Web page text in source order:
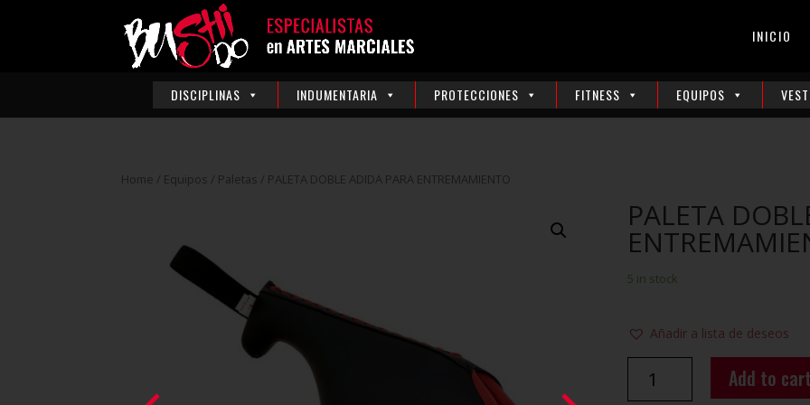
INICIO
DISCIPLINAS INDUMENTARIA PROTECCIONES FITNESS EQUIPOS
Home / Equipos / Paletas / PALETA DOBLE ADIDA PARA ENTREMAMIENTO
PALETA
5 in stock
Añadir a lista de deseos
DOBLE
Add to